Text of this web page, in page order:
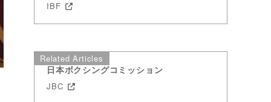
IBF
Related Articles
日本ボクシングコミッション
JBC